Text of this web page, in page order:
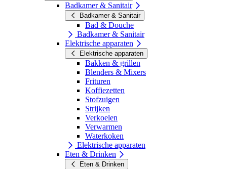
Badkamer & Sanitair
Badkamer & Sanitair
Bad & Douche
Badkamer & Sanitair
Elektrische apparaten
Elektrische apparaten
Bakken & grillen
Blenders & Mixers
Frituren
Koffiezetten
Stofzuigen
Strijken
Verkoelen
Verwarmen
Waterkoken
Elektrische apparaten
Eten & Drinken
Eten & Drinken